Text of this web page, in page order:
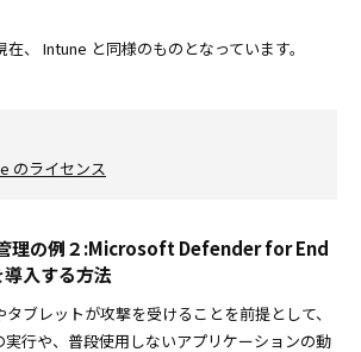
、 Intune と同様のものとなっています。
のライセンス
理の例２:Microsoft Defender for End
入する方法
ブレットが攻撃を受けることを前提として、
行や、普段使用しないアプリケーションの動